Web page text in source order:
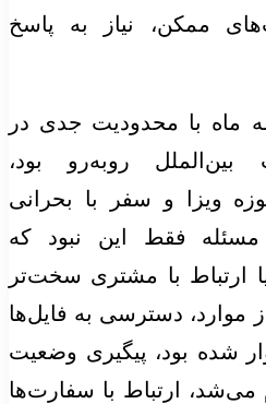
ممکن، نیاز به پاسخ
ماه با محدودیت جدی در
روبه‌رو بود،
ویزا و سفر با بحرانی
مسئله فقط این نبود که
ارتباط با مشتری سخت‌تر
دسترسی به فایل‌ها
شده بود، پیگیری وضعیت
می‌شد، ارتباط با سفارت‌ها